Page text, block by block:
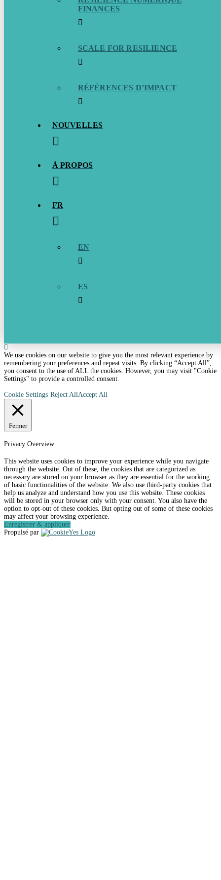
FINANCES
SCALE FOR RESILIENCE
RÉFÉRENCES D’IMPACT
NOUVELLES
À PROPOS
FR
EN
ES
We use cookies on our website to give you the most relevant experience by
remembering your preferences and repeat visits. By clicking “Accept All”,
you consent to the use of ALL the cookies. However, you may visit "Cookie
Settings" to provide a controlled consent.
Cookie Settings Reject AllAccept All
Fermer
Privacy Overview
This website uses cookies to improve your experience while you navigate
through the website. Out of these, the cookies that are categorized as
necessary are stored on your browser as they are essential for the working
of basic functionalities of the website. We also use third-party cookies that
help us analyze and understand how you use this website. These cookies
will be stored in your browser only with your consent. You also have the
option to opt-out of these cookies. But opting out of some of these cookies
may affect your browsing experience.
Enregistrer & appliquer
Propulsé par